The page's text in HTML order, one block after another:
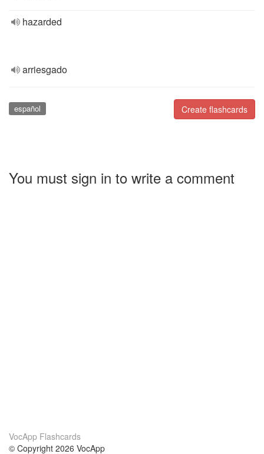
hazarded
arriesgado
Create flashcards
español
You must sign in to write a comment
VocApp Flashcards
© Copyright 2026 VocApp